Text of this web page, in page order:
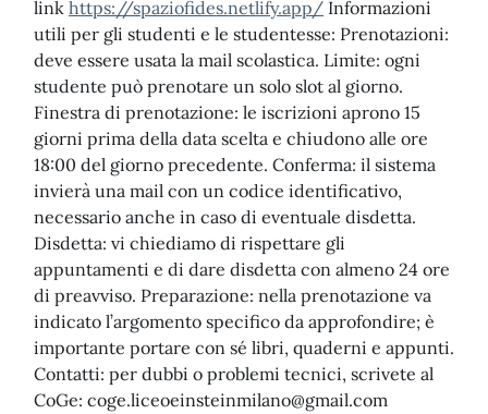
link https://spaziofides.netlify.app/ Informazioni
utili per gli studenti e le studentesse: Prenotazioni:
deve essere usata la mail scolastica. Limite: ogni
studente può prenotare un solo slot al giorno.
Finestra di prenotazione: le iscrizioni aprono 15
giorni prima della data scelta e chiudono alle ore
18:00 del giorno precedente. Conferma: il sistema
invierà una mail con un codice identificativo,
necessario anche in caso di eventuale disdetta.
Disdetta: vi chiediamo di rispettare gli
appuntamenti e di dare disdetta con almeno 24 ore
di preavviso. Preparazione: nella prenotazione va
indicato l’argomento specifico da approfondire; è
importante portare con sé libri, quaderni e appunti.
Contatti: per dubbi o problemi tecnici, scrivete al
CoGe: coge.liceoeinsteinmilano@gmail.com